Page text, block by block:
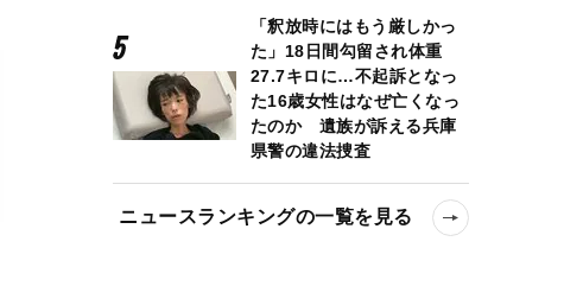
「釈放時にはもう厳しかっ
た」18日間勾留され体重
27.7キロに…不起訴となっ
た16歳女性はなぜ亡くなっ
たのか 遺族が訴える兵庫
県警の違法捜査
ニュースランキングの一覧を見る